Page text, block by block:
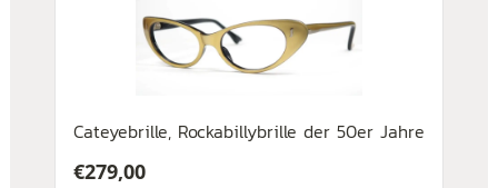
Cateyebrille, Rockabillybrille der 50er Jahre
€279,00